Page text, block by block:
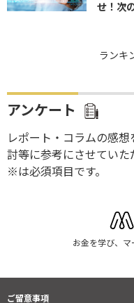
せ！次
ランキ
アンケート
レポート・コラムの感
討等に参考にさせていた
※は必須項目です。
お金を学び、
ご留意事項